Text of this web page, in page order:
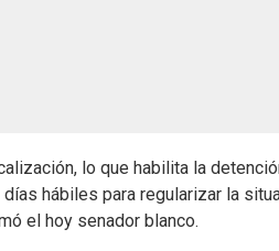
lo que habilita la
hábiles para regularizar la
el hoy senador blanco.